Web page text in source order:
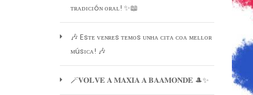
ᴛʀᴀᴅɪᴄɪóɴ ᴏʀᴀʟ! ✨📖
🎶 Esᴛᴇ ᴠᴇɴʀᴇs ᴛᴇᴍᴏs ᴜɴʜᴀ ᴄɪᴛᴀ ᴄᴏᴀ ᴍᴇʟʟᴏʀ
ᴍúsɪᴄᴀ! 🎶
🪄𝐕𝐎𝐋𝐕𝐄 𝐀 𝐌𝐀𝐗𝐈𝐀 𝐀 𝐁𝐀𝐀𝐌𝐎𝐍𝐃𝐄 🎩✨